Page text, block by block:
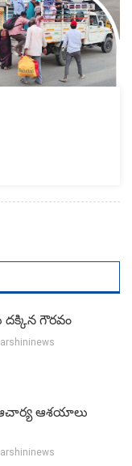
దక్కిన గౌరవం
ఆశయాలు